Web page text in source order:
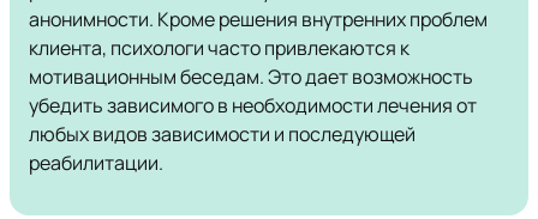
анонимности. Кроме решения внутренних проблем
клиента, психологи часто привлекаются к
мотивационным беседам. Это дает возможность
убедить зависимого в необходимости лечения от
любых видов зависимости и последующей
реабилитации.